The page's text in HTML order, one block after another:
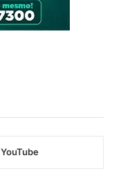
YouTube